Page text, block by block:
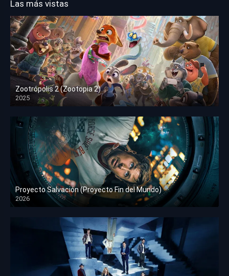
Las más vistas
Zootrópolis 2 (Zootopia 2)
2025
HD 1080p
Proyecto Salvación (Proyecto Fin del Mundo)
2026
HD 1080p